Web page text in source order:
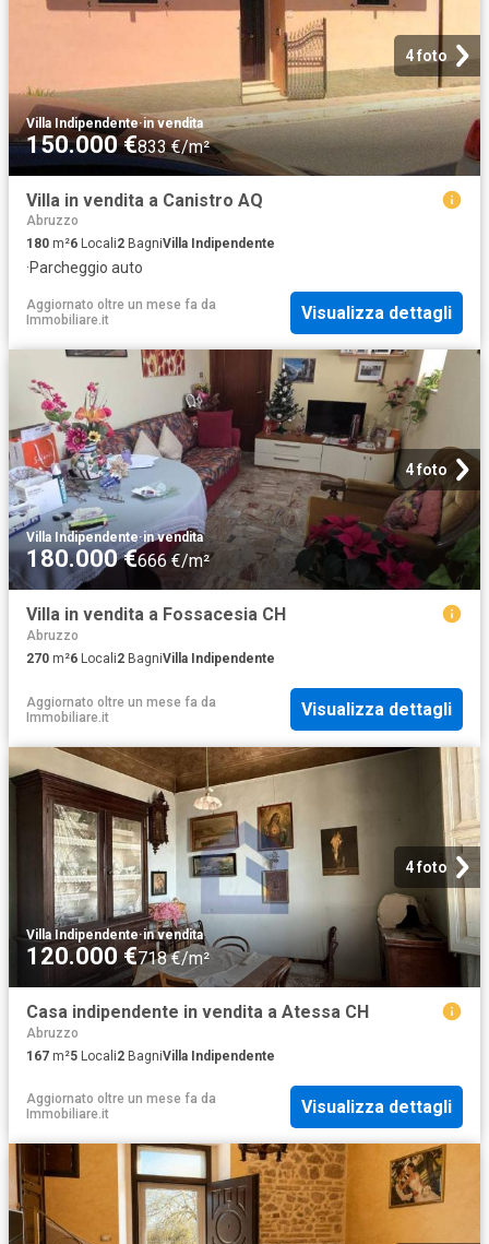
4 foto
Villa Indipendente·in vendita
150.000 €833 €/m²
Villa in vendita a Canistro AQ
Abruzzo
180 m²6 Locali2 BagniVilla Indipendente
·Parcheggio auto
Aggiornato oltre un mese fa da
Immobiliare.it
Visualizza dettagli
4 foto
Villa Indipendente·in vendita
180.000 €666 €/m²
Villa in vendita a Fossacesia CH
Abruzzo
270 m²6 Locali2 BagniVilla Indipendente
Aggiornato oltre un mese fa da
Immobiliare.it
Visualizza dettagli
4 foto
Villa Indipendente·in vendita
120.000 €718 €/m²
Casa indipendente in vendita a Atessa CH
Abruzzo
167 m²5 Locali2 BagniVilla Indipendente
Aggiornato oltre un mese fa da
Immobiliare.it
Visualizza dettagli